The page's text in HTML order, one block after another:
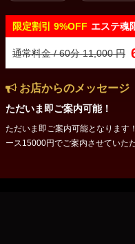
限定割引 9%OFF エステ魂
通常料金 / 60分 11,000 円
お店からのメッセージ
ただいま即ご案内可能！
ただいま即ご案内可能となります！ 御新規様はエステ魂限定で90分コ
ース15000円でご案内させていただきます！！